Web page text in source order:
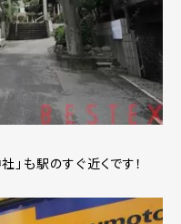
も駅のすぐ近くです！